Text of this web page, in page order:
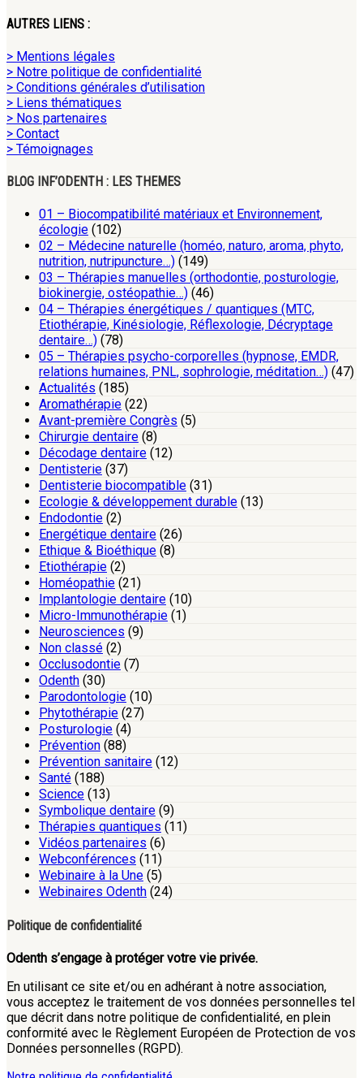
AUTRES LIENS :
> Mentions légales
> Notre politique de confidentialité
> Conditions générales d’utilisation
> Liens thématiques
> Nos partenaires
> Contact
> Témoignages
BLOG INF’ODENTH : LES THEMES
01 – Biocompatibilité matériaux et Environnement,
écologie (102)
02 – Médecine naturelle (homéo, naturo, aroma, phyto,
nutrition, nutripuncture…) (149)
03 – Thérapies manuelles (orthodontie, posturologie,
biokinergie, ostéopathie…) (46)
04 – Thérapies énergétiques / quantiques (MTC,
Etiothérapie, Kinésiologie, Réflexologie, Décryptage
dentaire…) (78)
05 – Thérapies psycho-corporelles (hypnose, EMDR,
relations humaines, PNL, sophrologie, méditation…) (47)
Actualités (185)
Aromathérapie (22)
Avant-première Congrès (5)
Chirurgie dentaire (8)
Décodage dentaire (12)
Dentisterie (37)
Dentisterie biocompatible (31)
Ecologie & développement durable (13)
Endodontie (2)
Energétique dentaire (26)
Ethique & Bioéthique (8)
Etiothérapie (2)
Homéopathie (21)
Implantologie dentaire (10)
Micro-Immunothérapie (1)
Neurosciences (9)
Non classé (2)
Occlusodontie (7)
Odenth (30)
Parodontologie (10)
Phytothérapie (27)
Posturologie (4)
Prévention (88)
Prévention sanitaire (12)
Santé (188)
Science (13)
Symbolique dentaire (9)
Thérapies quantiques (11)
Vidéos partenaires (6)
Webconférences (11)
Webinaire à la Une (5)
Webinaires Odenth (24)
Politique de confidentialité
Odenth s’engage à protéger votre vie privée.
En utilisant ce site et/ou en adhérant à notre association,
vous acceptez le traitement de vos données personnelles tel
que décrit dans notre politique de confidentialité, en plein
conformité avec le Règlement Européen de Protection de vos
Données personnelles (RGPD).